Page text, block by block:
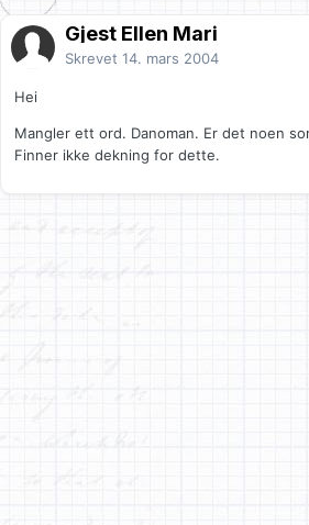
Gjest Ellen Mari
Skrevet 14. mars 2004
Hei
Mangler ett ord. Danoman. Er det noen
Finner ikke dekning for dette.